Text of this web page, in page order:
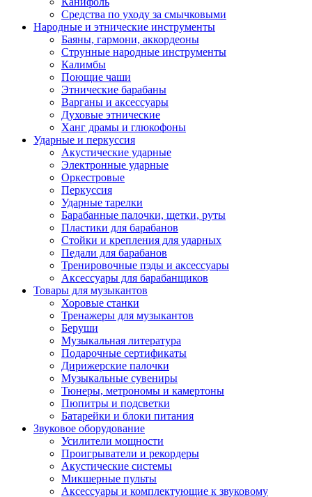
Средства по уходу за смычковыми
Народные и этнические инструменты
Баяны, гармони, аккордеоны
Струнные народные инструменты
Калимбы
Поющие чаши
Этнические барабаны
Варганы и аксессуары
Духовые этнические
Ханг драмы и глюкофоны
Ударные и перкуссия
Акустические ударные
Электронные ударные
Оркестровые
Перкуссия
Ударные тарелки
Барабанные палочки, щетки, руты
Пластики для барабанов
Стойки и крепления для ударных
Педали для барабанов
Тренировочные пэды и аксессуары
Аксессуары для барабанщиков
Товары для музыкантов
Хоровые станки
Тренажеры для музыкантов
Беруши
Музыкальная литература
Подарочные сертификаты
Дирижерские палочки
Музыкальные сувениры
Тюнеры, метрономы и камертоны
Пюпитры и подсветки
Батарейки и блоки питания
Звуковое оборудование
Усилители мощности
Проигрыватели и рекордеры
Акустические системы
Микшерные пульты
Аксессуары и комплектующие к звуковому